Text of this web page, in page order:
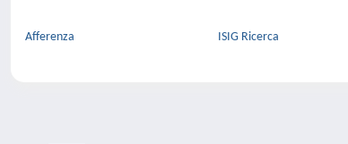
Afferenza ISIG Ricerca